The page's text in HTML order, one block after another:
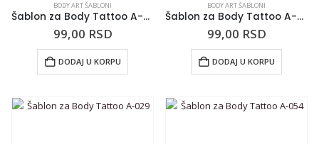
BODY ART ŠABLONI
Šablon za Body Tattoo A-008
99,00 RSD
DODAJ U KORPU
BODY ART ŠABLONI
Šablon za Body Tattoo A-017
99,00 RSD
DODAJ U KORPU